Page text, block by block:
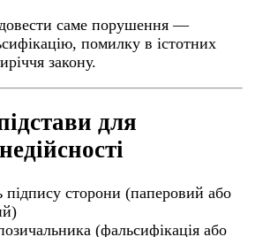
саме порушення —
помилку в істотних
закону.
для
підпису сторони (паперовий або
(фальсифікація або